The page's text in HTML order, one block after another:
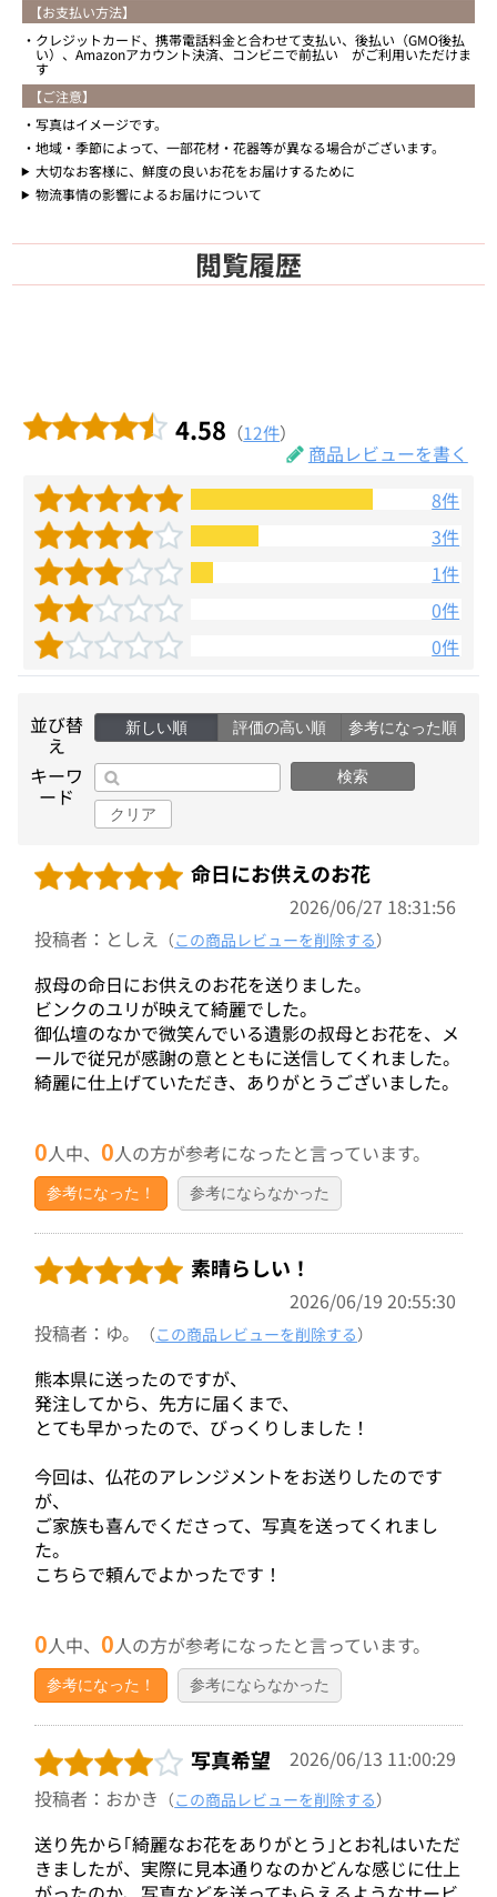
【お支払い方法】
クレジットカード、携帯電話料金と合わせて支払い、後払い（GMO後払
い）、Amazonアカウント決済、コンビニで前払い がご利用いただけま
す
【ご注意】
写真はイメージです。
地域・季節によって、一部花材・花器等が異なる場合がございます。
大切なお客様に、鮮度の良いお花をお届けするために
物流事情の影響によるお届けについて
閲覧履歴
4.58 （12件）
商品レビューを書く
8件
3件
1件
0件
0件
並び替
え
新しい順 評価の高い順 参考になった順
キーワ
ード
検索
クリア
命日にお供えのお花
2026/06/27 18:31:56
投稿者：としえ
（この商品レビューを削除する）
叔母の命日にお供えのお花を送りました。
ビンクのユリが映えて綺麗でした。
御仏壇のなかで微笑んでいる遺影の叔母とお花を、メ
ールで従兄が感謝の意とともに送信してくれました。
綺麗に仕上げていただき、ありがとうございました。
0人中、0人の方が参考になったと言っています。
参考になった！ 参考にならなかった
素晴らしい！
2026/06/19 20:55:30
投稿者：ゆ。
（この商品レビューを削除する）
熊本県に送ったのですが、
発注してから、先方に届くまで、
とても早かったので、びっくりしました！
今回は、仏花のアレンジメントをお送りしたのです
が、
ご家族も喜んでくださって、写真を送ってくれまし
た。
こちらで頼んでよかったです！
0人中、0人の方が参考になったと言っています。
参考になった！ 参考にならなかった
写真希望
2026/06/13 11:00:29
投稿者：おかき （この商品レビューを削除する）
送り先から｢綺麗なお花をありがとう｣とお礼はいただ
きましたが、実際に見本通りなのかどんな感じに仕上